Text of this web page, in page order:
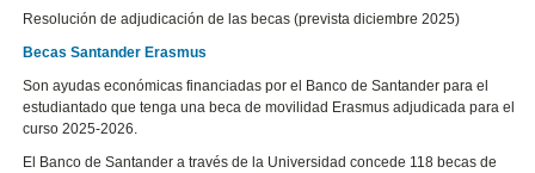
Resolución de adjudicación de las becas (prevista diciembre 2025)
Becas Santander Erasmus
Son ayudas económicas financiadas por el Banco de Santander para el
estudiantado que tenga una beca de movilidad Erasmus adjudicada para el
curso 2025-2026.
El Banco de Santander a través de la Universidad concede 118 becas de